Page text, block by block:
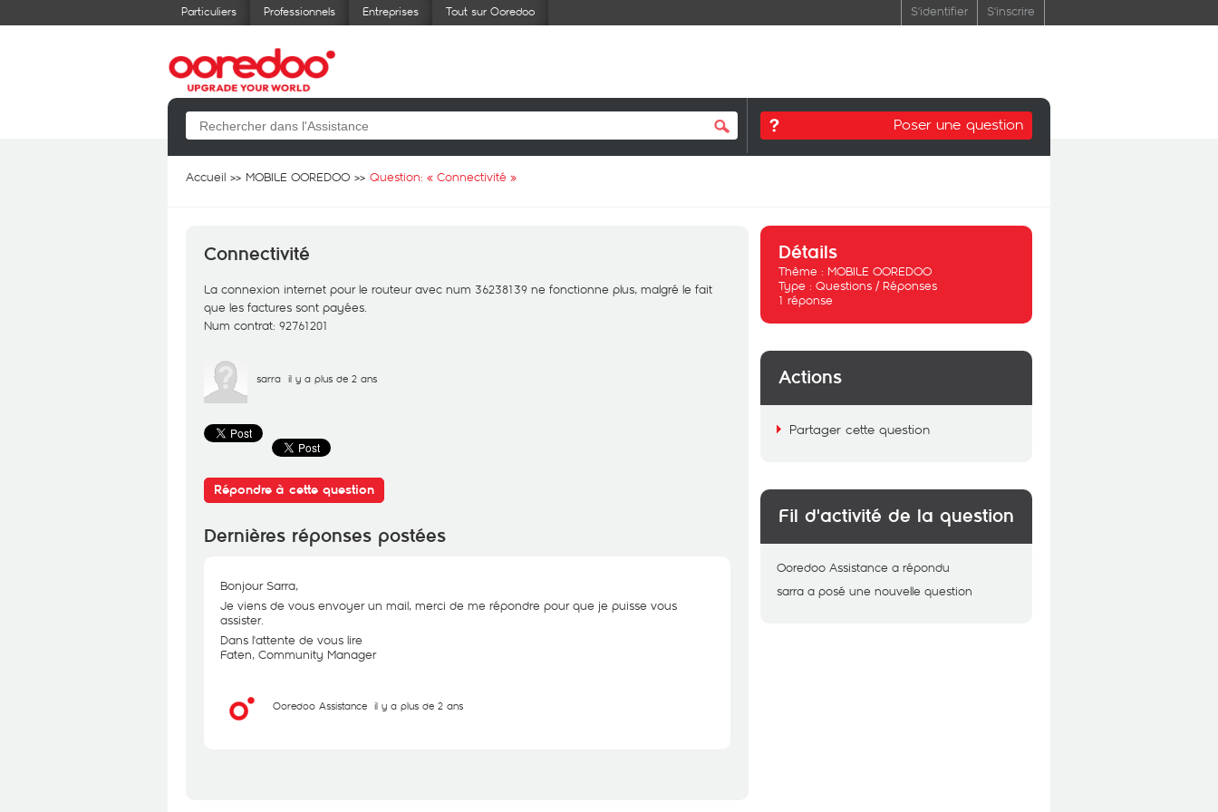
Particuliers Professionnels Entreprises Tout sur Ooredoo S'identifier S'inscrire
Poser une question
Accueil MOBILE OOREDOO Question: « Connectivité »
Connectivité
La connexion internet pour le routeur avec num 36238139 ne fonctionne plus, malgré le fait
que les factures sont payées.
Num contrat: 92761201
sarra il y a plus de 2 ans
Répondre à cette question
Dernières réponses postées
Bonjour Sarra,
Je viens de vous envoyer un mail, merci de me répondre pour que je puisse vous
assister.
Dans l'attente de vous lire
Faten, Community Manager
Ooredoo Assistance il y a plus de 2 ans
Détails
Thème : MOBILE OOREDOO
Type : Questions / Réponses
1 réponse
Actions
Partager cette question
Fil d'activité de la question
Ooredoo Assistance a répondu
sarra a posé une nouvelle question